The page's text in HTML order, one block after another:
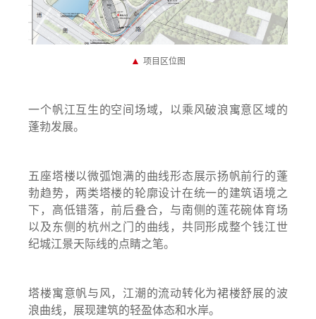
▲ 项目区位图
一个帆江互生的空间场域，以乘风破浪寓意区域的
蓬勃发展。
五座塔楼以微弧饱满的曲线形态展示扬帆前行的蓬
勃趋势，两类塔楼的轮廓设计在统一的建筑语境之
下，高低错落，前后叠合，与南侧的莲花碗体育场
以及东侧的杭州之门的曲线，共同形成整个钱江世
纪城江景天际线的点睛之笔。
塔楼寓意帆与风，江潮的流动转化为裙楼舒展的波
浪曲线，展现建筑的轻盈体态和水岸。